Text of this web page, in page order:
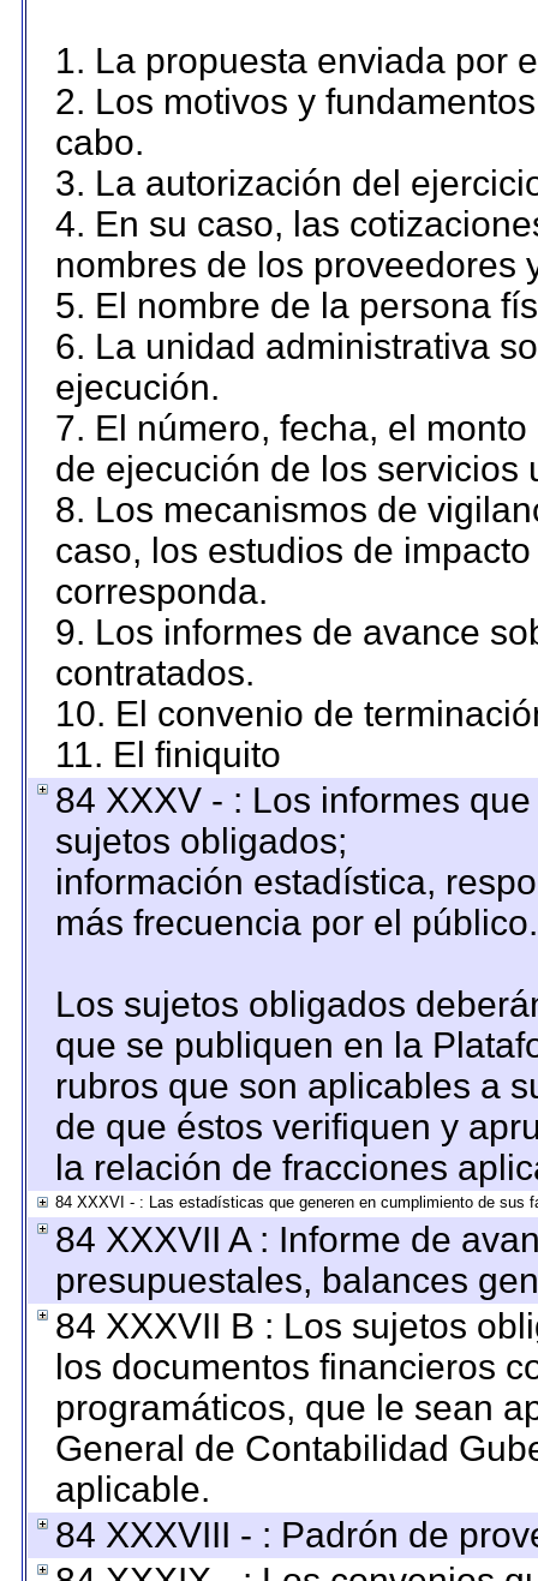
1. La propuesta enviada por
2. Los motivos y
cabo.
3. La autorización del
4. En su caso, las
nombres de los proveedores
5. El nombre de la persona
6. La unidad administrativa
ejecución.
7. El número, fecha, el
de ejecución de los servicios
8. Los mecanismos de
caso, los estudios de
corresponda.
9. Los informes de avance
contratados.
10. El convenio de
11. El finiquito
84 XXXV - : Los informes
sujetos obligados;
información estadística,
más frecuencia por el público.
Los sujetos obligados
que se publiquen en la
rubros que son aplicables a
de que éstos verifiquen y
la relación de fracciones
84 XXXVI - : Las estadísticas que generen en cumplimiento de sus
84 XXXVII A : Informe de
presupuestales, balances
84 XXXVII B : Los sujetos
los documentos financieros
programáticos, que le sean
General de Contabilidad
aplicable.
84 XXXVIII - : Padrón de